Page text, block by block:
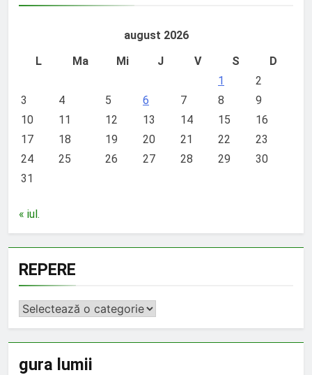
august 2026
L
Ma Mi J V S
D
1
2
3
4 5 6 7 8
9
10
11 12 13 14 15
16
17
18 19 20 21 22
23
24
25 26 27 28 29
30
31
« iul.
REPERE
REPERE
gura lumii